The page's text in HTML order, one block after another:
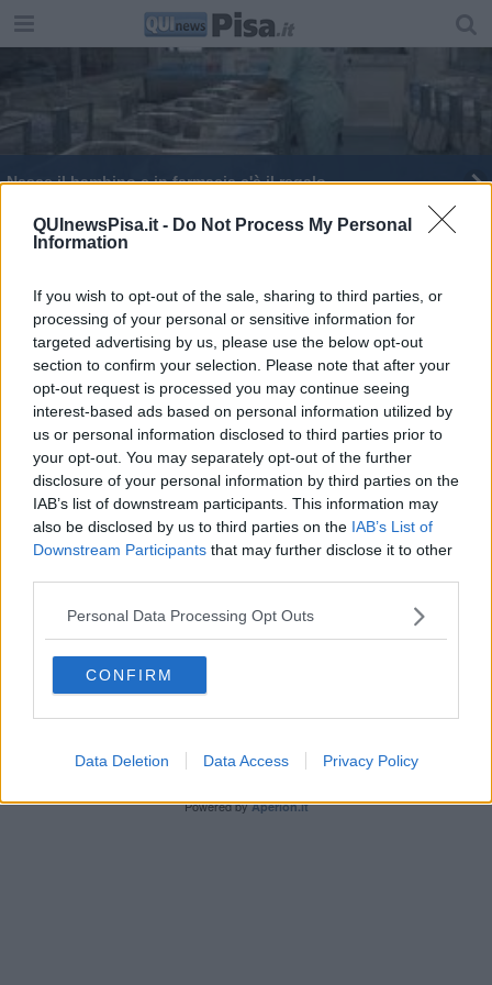
QUInewsPisa.it - Do Not Process My Personal
Information
If you wish to opt-out of the sale, sharing to third parties, or
processing of your personal or sensitive information for
targeted advertising by us, please use the below opt-out
section to confirm your selection. Please note that after your
opt-out request is processed you may continue seeing
interest-based ads based on personal information utilized by
us or personal information disclosed to third parties prior to
your opt-out. You may separately opt-out of the further
disclosure of your personal information by third parties on the
IAB’s list of downstream participants. This information may
also be disclosed by us to third parties on the IAB’s List of
Downstream Participants that may further disclose it to other
Personal Data Processing Opt Outs
CONFIRM
Data Deletion Data Access Privacy Policy
Nasce il bambino e in farmacia c'è il regalo
Fare spesa a cognomi alterni. Cosa ne pensi?
A Expo l'antietà fatto con la bava di lumaca
Ingrediente proibito nei cosmetici, maxi sequestro
Fanno il pieno di cosmetici e escono senza
pagare
Panettoni e pandori per chi è meno fortunato
Editore Toscana Media Channel srl - Via Dei Martelli, 8 - 50129
FIRENZE - info@toscanamediachannel.it. TOSCANA MEDIA
NEWS quotidiano on line registrato presso il Tribunale di Firenze
al n. 5935 del 27.09.2013. Iscrizione ROC 22105 - C.F. e P.Iva
0620787048
Fatturazione Elettronica M5UXCR1 |Privacy Nielsen
Powered byAperion.it